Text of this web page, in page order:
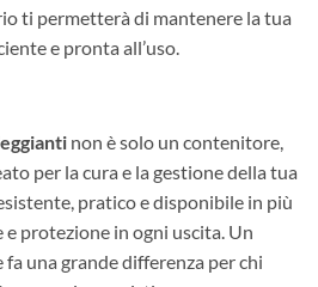
ti permetterà di mantenere la tua
e pronta all’uso.
non è solo un contenitore,
per la cura e la gestione della tua
pratico e disponibile in più
protezione in ogni uscita. Un
una grande differenza per chi